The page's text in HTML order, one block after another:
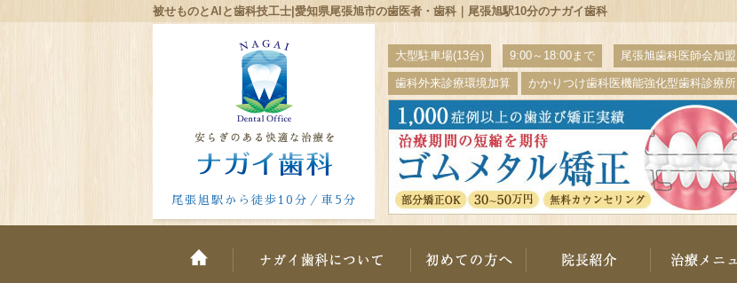
被せものとAIと歯科技工士|愛知県尾張旭市の歯医者・歯科｜尾張旭駅10分のナガイ歯科
尾張旭駅から徒歩10分／車5分
大型駐車場(13台) 9:00～18:00まで 尾張旭歯科医師会加盟
歯科外来診療環境加算 かかりつけ歯科医機能強化型歯科診療所
ホーム ナガイ歯科について 初めての方へ 院長紹介